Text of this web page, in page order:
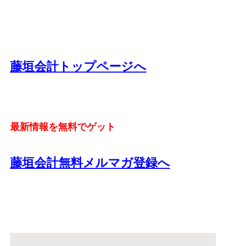
藤垣会計トップページへ
最新情報を無料でゲット
藤垣会計無料メルマガ登録へ